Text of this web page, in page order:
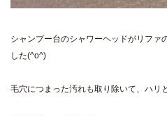
シャンプー台のシャワーヘッドがリファ
した(^o^)
毛穴につまった汚れも取り除いて、ハリ